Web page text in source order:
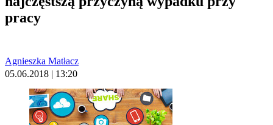
pracy
Agnieszka Matłacz
05.06.2018 | 13:20